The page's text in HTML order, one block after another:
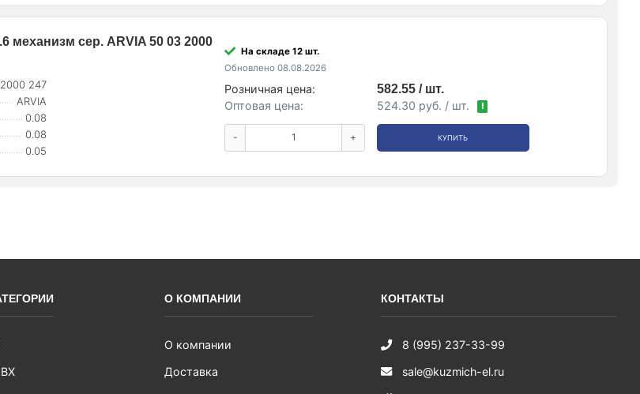
механизм сер. ARVIA 50 03 2000
247
ARVIA
0.08
0.08
0.05
На складе 12 шт.
Обновлено 08.08.2026
Розничная цена:
582.55 / шт.
Оптовая цена:
524.30 руб. / шт. !
- + КУПИТЬ
О КОМПАНИИ
О компании
Доставка
КОНТАКТЫ
8 (995) 237-33-99
sale@kuzmich-el.ru